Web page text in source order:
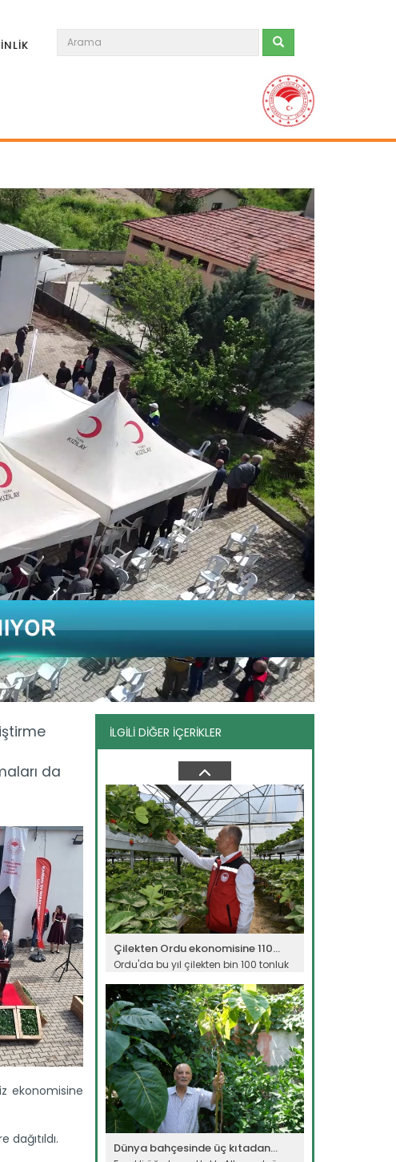
da
ekonomisine
İLGİLİ DİĞER İÇERİKLER
Devamını Oku ->
Kaba yem ihtiyacı sorgun...
Malatya'da hayvancılığın kaba yem
ihtiyacının karşılanması...
Devamını Oku ->
Kağızman kayısısı lezzetini...
Kars'ın Kağızman ilçesinde, Aras
Vadisi'nde mikroklimada yetişen...
Devamını Oku ->
Malç uygulaması maliyet...
Erzincan'da bir üretici, sebze
tarlasında uyguladığı plastik malç...
Devamını Oku ->
Çilekten Ordu ekonomisine 110...
Ordu'da bu yıl çilekten bin 100 tonluk
Devamını Oku ->
Dünya bahçesinde üç kıtadan...